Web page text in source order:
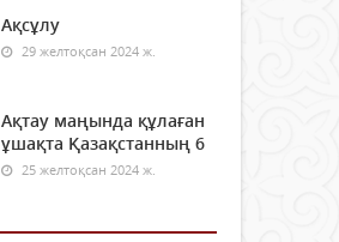
Ақсұлу
29 желтоқсан 2024 ж.
Ақтау маңында құлаған
ұшақта Қазақстанның 6
25 желтоқсан 2024 ж.